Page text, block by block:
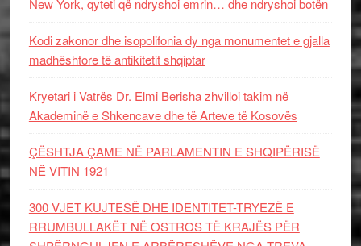
New York, qyteti që ndryshoi emrin… dhe ndryshoi botën
Kodi zakonor dhe isopolifonia dy nga monumentet e gjalla
madhështore të antikitetit shqiptar
Kryetari i Vatrës Dr. Elmi Berisha zhvilloi takim në
Akademinë e Shkencave dhe të Arteve të Kosovës
ÇËSHTJA ÇAME NË PARLAMENTIN E SHQIPËRISË
NË VITIN 1921
300 VJET KUJTESË DHE IDENTITET-TRYEZË E
RRUMBULLAKËT NË OSTROS TË KRAJËS PËR